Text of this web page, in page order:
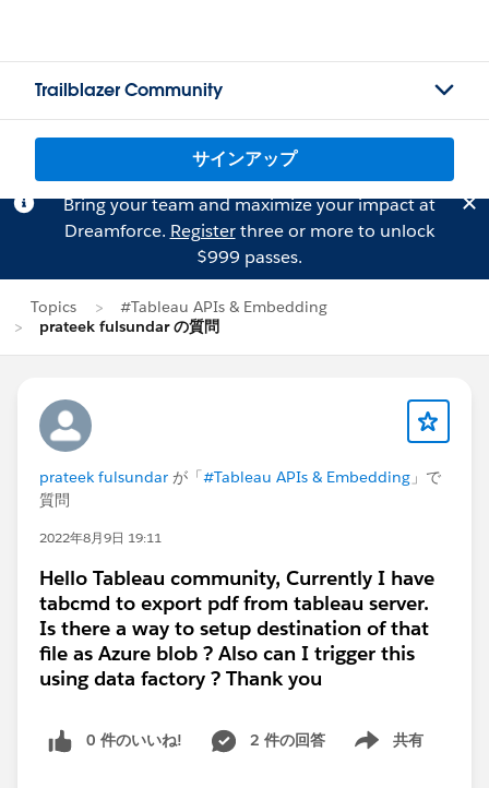
Trailblazer Community
サインアップ
Bring your team and maximize your impact at
Dreamforce. Registerthree or more to unlock
$999 passes.
Topics
#Tableau APIs & Embedding
prateek fulsundar の質問
prateek fulsundar が「#Tableau APIs & Embedding 」で
質問
2022年8月9日 19:11
Hello Tableau community, Currently I have
tabcmd to export pdf from tableau server.
Is there a way to setup destination of that
file as Azure blob ? Also can I trigger this
using data factory ? Thank you
0 件のいいね! 2 件の回答 共有
Show menu